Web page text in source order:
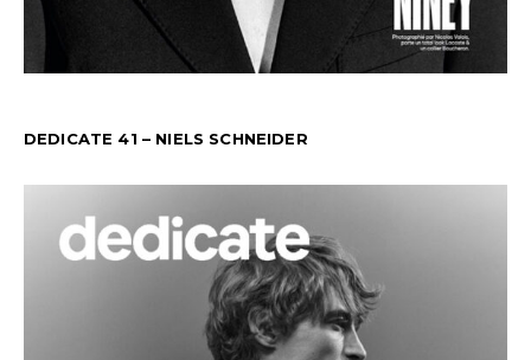
DEDICATE 41 – NIELS SCHNEIDER